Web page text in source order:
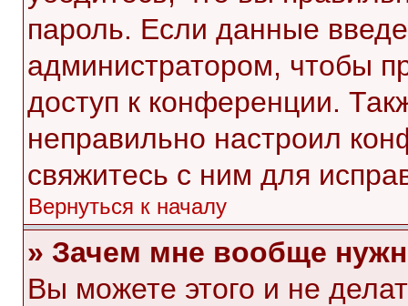
пароль. Если данные
администратором, чтобы
доступ к конференции.
неправильно настроил
свяжитесь с ним для
Вернуться к началу
» Зачем мне вообще
Вы можете этого и не